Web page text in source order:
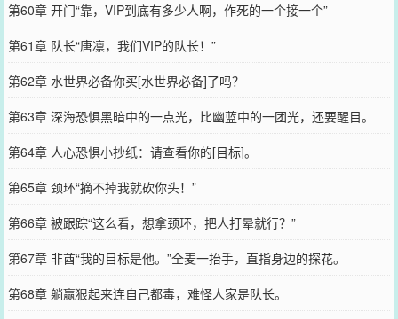
第60章 开门“靠，VIP到底有多少人啊，作死的一个接一个”
第61章 队长“唐凛，我们VIP的队长！”
第62章 水世界必备你买[水世界必备]了吗？
第63章 深海恐惧黑暗中的一点光，比幽蓝中的一团光，还要醒目。
第64章 人心恐惧小抄纸：请查看你的[目标]。
第65章 颈环“摘不掉我就砍你头！”
第66章 被跟踪“这么看，想拿颈环，把人打晕就行？”
第67章 非酋“我的目标是他。”全麦一抬手，直指身边的探花。
第68章 躺赢狠起来连自己都毒，难怪人家是队长。